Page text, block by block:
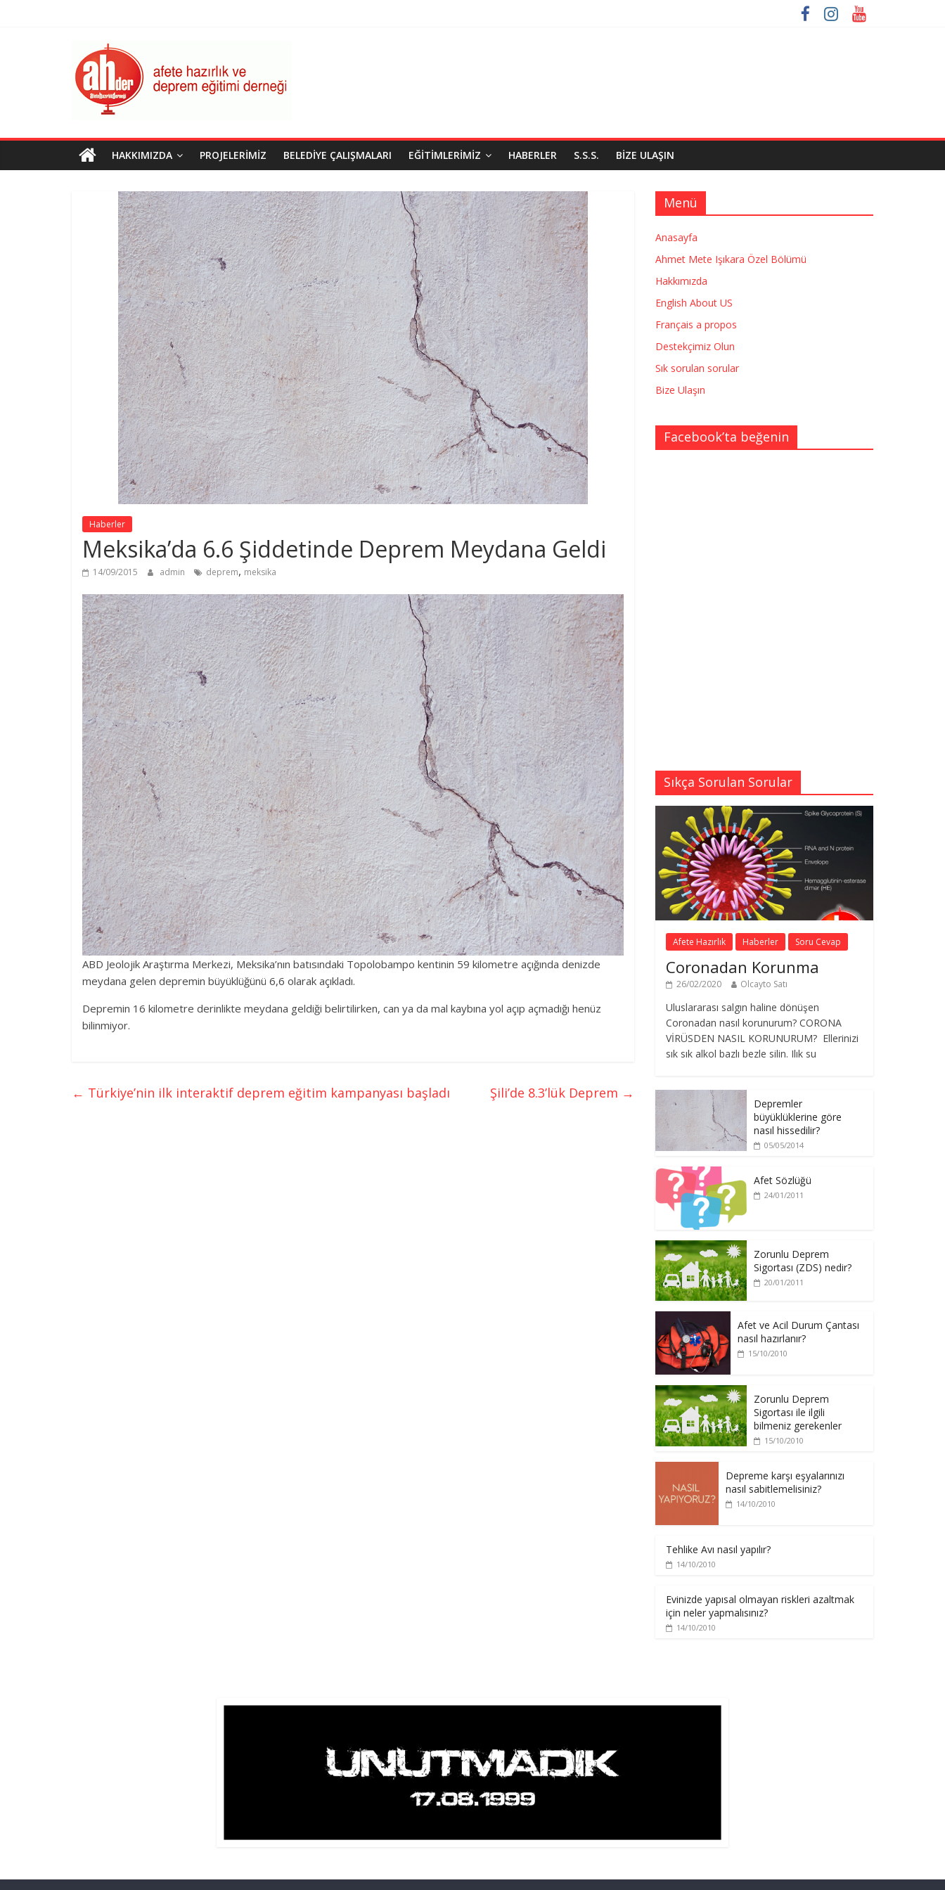
AHDER
Afete
Hazırlık
Deprem
Eğitimi
Derneği
HAKKIMIZDA PROJELERIMIZ BELEDIYE ÇALIŞMALARI EĞITIMLERIMIZ HABERLER S.S.S. BIZE ULAŞIN
Haberler
Meksika’da 6.6 Şiddetinde Deprem Meydana Geldi
14/09/2015 admin deprem, meksika
ABD Jeolojik Araştırma Merkezi, Meksika’nın batısındaki Topolobampo kentinin 59 kilometre açığında denizde
meydana gelen depremin büyüklüğünü 6,6 olarak açıkladı.
Depremin 16 kilometre derinlikte meydana geldiği belirtilirken, can ya da mal kaybına yol açıp açmadığı henüz
bilinmiyor.
← Türkiye’nin ilk interaktif deprem eğitim kampanyası başladı Şili’de 8.3’lük Deprem →
Menü
Anasayfa
Ahmet Mete Işıkara Özel Bölümü
Hakkımızda
English About US
Français a propos
Destekçimiz Olun
Sık sorulan sorular
Bize Ulaşın
Facebook’ta beğenin
Sıkça Sorulan Sorular
Afete Hazırlık Haberler Soru Cevap
Coronadan Korunma
26/02/2020 Olcayto Satı
Uluslararası salgın haline dönüşen
Coronadan nasıl korunurum? CORONA
VİRÜSDEN NASIL KORUNURUM? Ellerinizi
sık sık alkol bazlı bezle silin. Ilık su
Depremler
büyüklüklerine göre
nasıl hissedilir?
05/05/2014
Afet Sözlüğü
24/01/2011
Zorunlu Deprem
Sigortası (ZDS) nedir?
20/01/2011
Afet ve Acil Durum Çantası
nasıl hazırlanır?
15/10/2010
Zorunlu Deprem
Sigortası ile ilgili
bilmeniz gerekenler
15/10/2010
Depreme karşı eşyalarınızı
nasıl sabitlemelisiniz?
14/10/2010
Tehlike Avı nasıl yapılır?
14/10/2010
Evinizde yapısal olmayan riskleri azaltmak
için neler yapmalısınız?
14/10/2010